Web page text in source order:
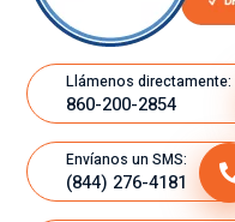
Llámenos directamente:
860-200-2854
Envíanos un SMS:
(844) 276-4181